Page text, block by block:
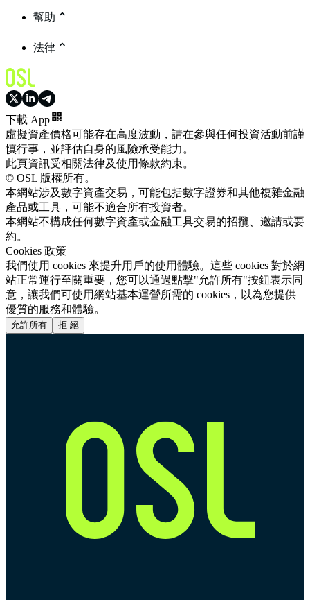
幫助
法律
下載 App
虛擬資產價格可能存在高度波動，請在參與任何投資活動前謹
慎行事，並評估自身的風險承受能力。
此頁資訊受相關法律及使用條款約束。
© OSL 版權所有。
本網站涉及數字資產交易，可能包括數字證券和其他複雜金融
產品或工具，可能不適合所有投資者。
本網站不構成任何數字資產或金融工具交易的招攬、邀請或要
約。
Cookies 政策
我們使用 cookies 來提升用戶的使用體驗。這些 cookies 對於網
站正常運行至關重要，您可以通過點擊"允許所有"按鈕表示同
意，讓我們可使用網站基本運營所需的 cookies，以為您提供
優質的服務和體驗。
允許所有 拒 絕